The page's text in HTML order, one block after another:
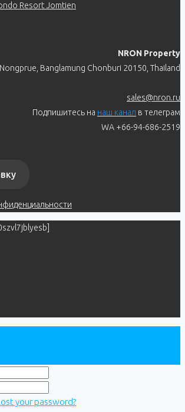
Resort Jomtien
NRON Property
Banglamung Chonburi 20150, Thailand
sales@nron.ru
Подпишитесь на наш канал в телеграм
WA +66-94-686-2519
your password?